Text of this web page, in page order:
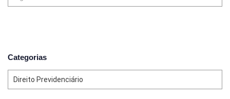
Categorias